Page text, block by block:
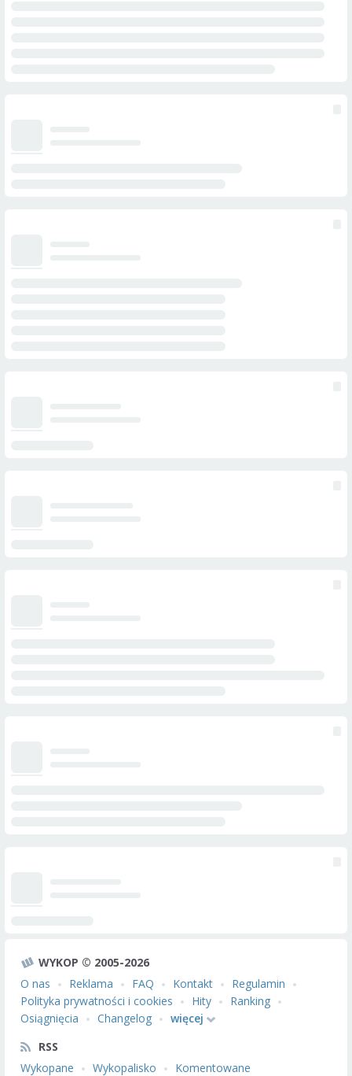
WYKOP © 2005-2026
O nas
Reklama FAQ Kontakt
Regulamin
Polityka prywatności i cookies
Hity
Ranking
Osiągnięcia
Changelog
więcej
RSS
Wykopane
Wykopalisko Komentowane